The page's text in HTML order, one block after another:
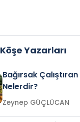
Köşe Yazarları
Bağırsak
Nelerdir?
Zeynep GÜÇLÜCAN